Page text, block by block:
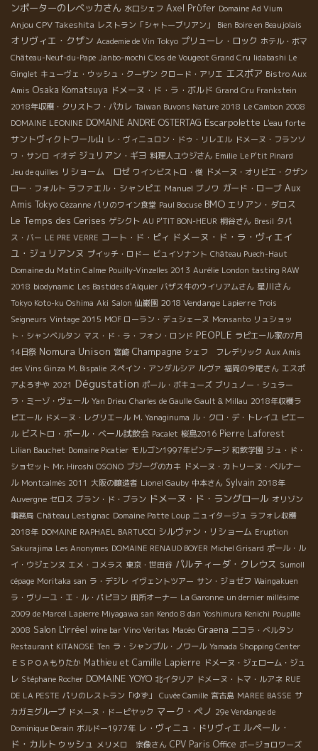
ンポーターのレベッカさん 水口シェフ Axel Prϋfer Domaine Ad Vium
Anjou CPV Takeshita レストラン「シャトーブリアン」 Bien Boire en Beaujolais
オリヴィエ・クザン Academie de Vin Tokyo プリューレ・ロック ホテル・ボマ
Château-Neuf-du-Pape Janbo-mochi Clos de Vougeot Grand Cru Iidabashi Le
Ginglet キューヴェ・ウッシュ・クーザン クロード・アリエ エスポア Bistro Aux
Amis Osaka Komatsuya ドメーヌ・ド・ラ・ボルド Grand Cru Frankstein
2018年収穫・クリストフ・パカレ Taiwan Buvons Nature 2018 Le Cambon 2008
DOMAINE LEONINE DOMAINE ANDRE OSTERTAG Escarpolette L'eau forte
サントヴィクトワール山 レ・ヴィニュロン・ドゥ・リレエル ドメーヌ・フランソ
ワ・サンロ イオデ ジュリアン・ギヨ 料理人ユウジさん Emilie Le P'tit Pinard
Jeu de quilles リショーム ロゼ ワインビストロ・俊 ドメーヌ・オリビエ・クザン
ロー・フォルト ラファエル・シャンピエ Manuel ブノワ ガード・ローブ Aux
Amis Tokyo Cézanne パリのワイン食堂 Paul Bocuse BMO エリアン・ダロス
Le Temps des Cerises ゲシクト AU P'TIT BON-HEUR 桐谷さん Bresil タパ
ス・バー LE PRE VERRE コート・ド・ピィ ドメーヌ・ド・ラ・ヴィエイ
ユ・ジュリアンヌ プイッチ・ロドー ビュイソナント Château Puech-Haut
Domaine du Matin Calme Pouilly-Vinzelles 2013 Aurélie London tasting RAW
2018 biodynamic Les Bastides d'Alquier バザス牛のウイリアムさん 星川さん
Tokyo Koto-ku Oshima Aki Salon 仙巌園 2018 Vendange Lapierre Trois
Seigneurs Vintage 2015 MOF ローラン・デュシェーヌ Monsanto リュショッ
ト・シャンベルタン マス・ド・ラ・フォン・ロンド PEOPLE ラピエール家の7月
14日祭 Nomura Unison 宮崎 Champagne シェフ フレデリック Aux Amis
des Vins Ginza M. Bispalie スペイン・アンダルシア ルヴァ 福岡の今尾さん エスポ
アよろずや 2021 Dégustation ポール・ボキューズ ブリュノー・シュラー
ラ・ミーゾ・ヴェール Yan Drieu Charles de Gaulle Gault & Millau 2018年収穫ラ
ピエール ドメーヌ・レグリエール M. Yanaginuma ル・クロ・デ・トレイユ ピエー
ル ビストロ・ポール・ベール試飲会 Pacalet 桜島2016 Pierre Laforest
Lilian Bauchet Domaine Picatier モルゴン1997年ビンテージ 和飲学園 ジュ・ド・
ショセット Mr. Hiroshi OSONO ブジーグのカキ ドメーヌ・カトリーヌ・ベルナー
ル Montcalmès 2011 大阪の醸造者 Lionel Gauby 中本さん Sylvain 2018年
Auvergne セロス ブラン・ド・ブラン ドメーヌ・ド・ラングロール オリゾン
事務局 Château Lestignac Domaine Patte Loup ニュイタージュ ラフォレ収穫
2018年 DOMAINE RAPHAEL BARTUCCI シルヴァン・リショーム Eruption
Sakurajima Les Anonymes DOMAINE RENAUD BOYER Michel Grisard ポール・ル
イ・ウジェンヌ エメ・コメラス 東京・世田谷 パルティーダ・クレウス Sumoll
cépage Moritaka san ラ・デジレ イヴェントツアー サン・ジョゼフ Waingakuen
ラ・ヴリーユ・エ・ル・パピヨン 田所オーナー La Garonne un dernier millésime
2009 de Marcel Lapierre Miyagawa san Kendo 8 dan Yoshimura Kenichi Poupille
2008 Salon L'irréel wine bar Vino Veritas Macéo Graena ニコラ・ベルタン
Restaurant KITANOSE Ten ラ・シャンブル・ノワール Yamada Shopping Center
ＥＳＰＯＡもりたか Mathieu et Camille Lapierre ドメーヌ・ジェローム・ジュ
レ Stéphane Rocher DOMAINE YOYO 北イタリア ドメーヌ・トマ・ルアネ RUE
DE LA PESTE パリのレストラン「ゆず」 Cuvée Camille 宮古島 MAREE BASSE サ
カガミグループ ドメーヌ・ドーピヤック マーク・ペノ 29e Vendange de
Dominique Derain ボルドー1977年 レ・ヴィニュ・ドリヴィエ ルペール・
ド・カルトゥッシュ メリメロ 宗像さん CPV Paris Office ボージョロワーズ